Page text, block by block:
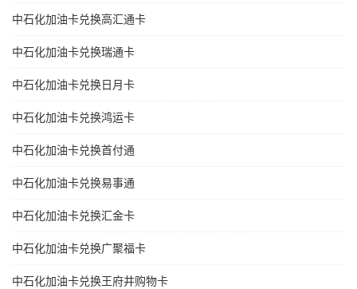
中石化加油卡兑换高汇通卡
中石化加油卡兑换瑞通卡
中石化加油卡兑换日月卡
中石化加油卡兑换鸿运卡
中石化加油卡兑换首付通
中石化加油卡兑换易事通
中石化加油卡兑换汇金卡
中石化加油卡兑换广聚福卡
中石化加油卡兑换王府井购物卡